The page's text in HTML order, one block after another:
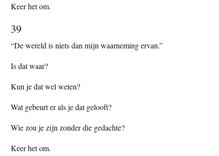
Keer het om.
39
“De wereld is niets dan mijn waarneming ervan.”
Is dat waar?
Kun je dat wel weten?
Wat gebeurt er als je dat gelooft?
Wie zou je zijn zonder die gedachte?
Keer het om.